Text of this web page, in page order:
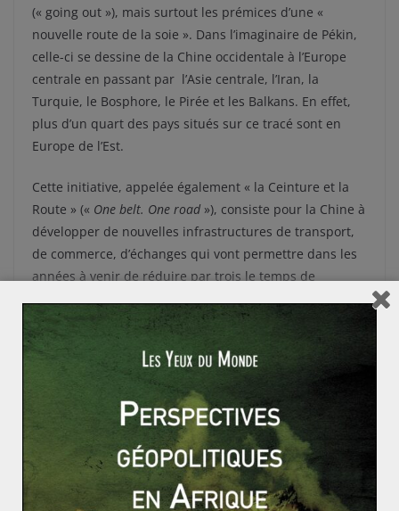
(« going out »), mais surtout les prémices d’une «
nouvelle route de la soie ». Dans l’imaginaire de Pékin,
celle-ci se dessine de la Chine occidentale à l’Europe
centrale en passant par l’Asie centrale, l’Iran, la
Turquie, le Bosphore, le Pirée et les Balkans. En effet,
plus d’un quart des pays situés sur ce tracé sont en
Europe de l’Est.
Cette initiative, appelée également « la Ceinture et la
Route » (« One belt. One road »), consiste pour la Chine à
développer de nouvelles infrastructures de transport,
de commerce, d’échanges qui vont permettre dans les
années à venir de réduire par trois le temps de
Ce grand projet permettrait ainsi à Pékin d’éviter des
transports parfois très coûteux et longs par voie
maritime en utilisant ce nouvel axe. C’est précisément
pour cela que la Chine investit massivement dans les
Balkans. Et ce n’est pas un hasard si les autorités
chinoises étaient présentes en août dernier en Croatie
à l’occasion du premier Forum de Dubrovnik. Renommé
« l’initiative des trois mers » et regroupant 12 Etats
d’Europe centrale et orientale[2] , cette conférence a